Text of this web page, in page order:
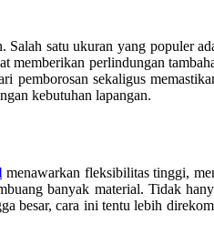
satu ukuran yang populer
memberikan perlindungan
pemborosan sekaligus
kebutuhan lapangan.
menawarkan fleksibilitas tinggi,
banyak material. Tidak
besar, cara ini tentu lebih